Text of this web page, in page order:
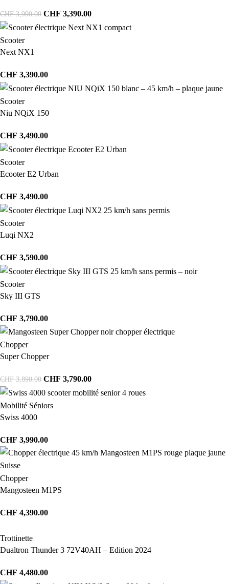
CHF3,990.00 CHF 3,390.00
Scooter
Next NX1
CHF 3,390.00
Scooter
Niu NQiX 150
CHF 3,490.00
Scooter
Ecooter E2 Urban
CHF 3,490.00
Scooter
Luqi NX2
CHF 3,590.00
Scooter
Sky III GTS
CHF 3,790.00
Chopper
Super Chopper
CHF3,890.00 CHF 3,790.00
Mobilité Séniors
Swiss 4000
CHF 3,990.00
Chopper
Mangosteen M1PS
CHF 4,390.00
Trottinette
Dualtron Thunder 3 72V40AH – Edition 2024
CHF 4,480.00